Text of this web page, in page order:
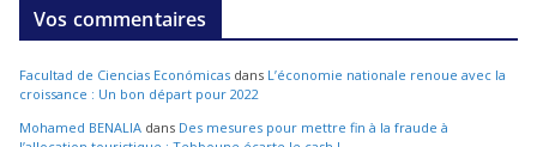
Vos commentaires
Facultad de Ciencias Económicas dans L’économie nationale renoue avec la
croissance : Un bon départ pour 2022
Mohamed BENALIA dans Des mesures pour mettre fin à la fraude à